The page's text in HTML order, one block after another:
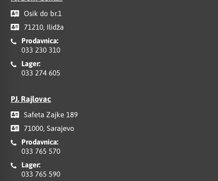
Osik do br.1
71210, Ilidža
Prodavnica:
033 230 310
Lager:
033 274 605
PJ. Rajlovac
Safeta Zajke 189
71000, Sarajevo
Prodavnica:
033 765 570
Lager:
033 765 590